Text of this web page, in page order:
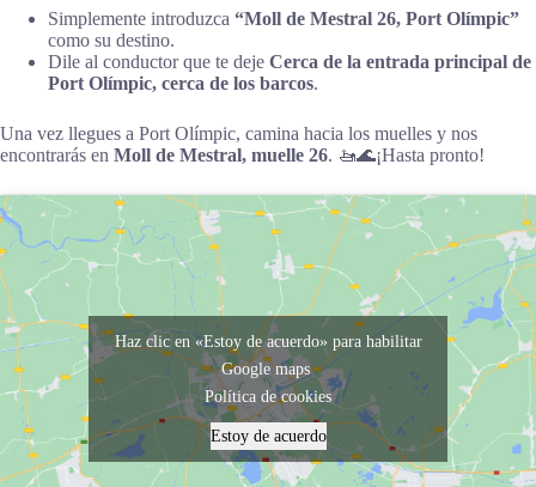
Simplemente introduzca “Moll de Mestral 26, Port Olímpic”
como su destino.
Dile al conductor que te deje Cerca de la entrada principal de
Port Olímpic, cerca de los barcos.
Una vez llegues a Port Olímpic, camina hacia los muelles y nos
encontrarás en Moll de Mestral, muelle 26. 🚤🌊¡Hasta pronto!
Haz clic en «Estoy de acuerdo» para habilitar
Google maps
Política de cookies
Estoy de acuerdo